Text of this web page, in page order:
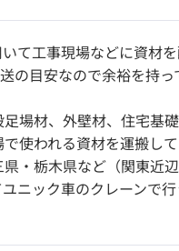
て工事現場などに資材を
の目安なので余裕を持っ
場材、外壁材、住宅基
使われる資材を運搬して
・栃木県など（関東近
ニック車のクレーンで